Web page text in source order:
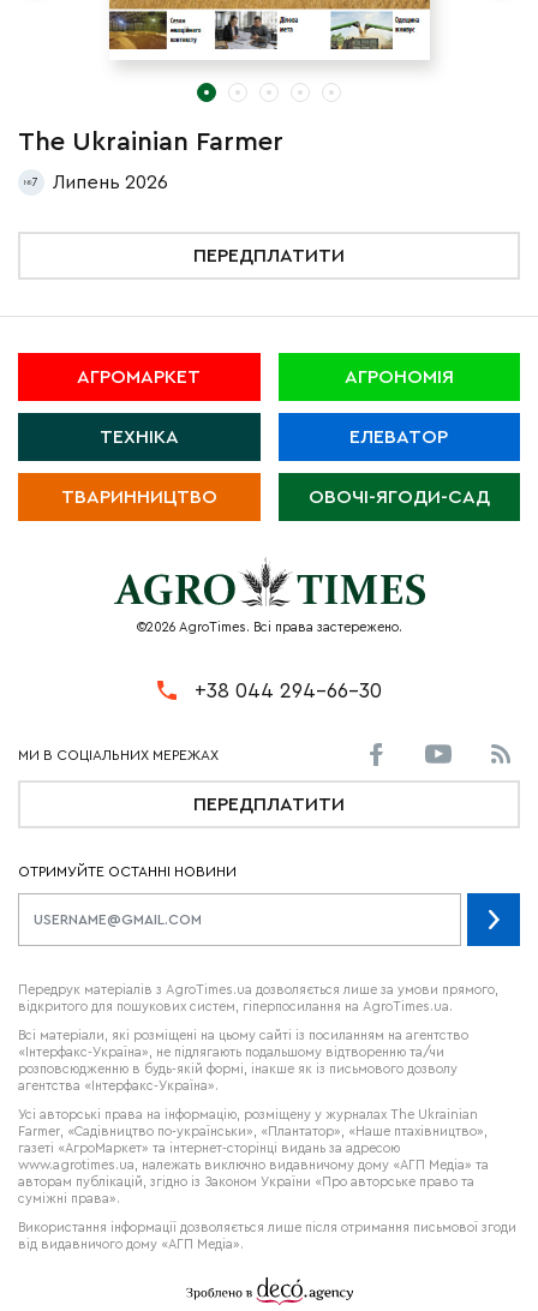
The Ukrainian Farmer
7 Липень 2026
ПЕРЕДПЛАТИТИ
АГРОМАРКЕТ АГРОНОМІЯ
ТЕХНІКА ЕЛЕВАТОР
ТВАРИННИЦТВО ОВОЧІ-ЯГОДИ-САД
©2026 AgroTimes. Всі права застережено.
+38 044 294-66-30
ПЕРЕДПЛАТИТИ
ОТРИМУЙТЕ ОСТАННІ НОВИНИ
Передрук матеріалів з AgroTimes.ua дозволяється лише за умови прямого,
відкритого для пошукових систем, гіперпосилання на AgroTimes.ua.
Всі матеріали, які розміщені на цьому сайті із посиланням на агентство
«Інтерфакс-Україна», не підлягають подальшому відтворенню та/чи
розповсюдженню в будь-якій формі, інакше як із письмового дозволу
агентства «Інтерфакс-Україна».
Усі авторські права на інформацію, розміщену у журналах The Ukrainian
Farmer, «Садівництво по-українськи», «Плантатор», «Наше птахівництво»,
газеті «АгроМаркет» та інтернет-сторінці видань за адресою
www.agrotimes.ua, належать виключно видавничому дому «АГП Медіа» та
авторам публікацій, згідно із Законом України «Про авторське право та
суміжні права».
Використання інформації дозволяється лише після отримання письмової згоди
від видавничого дому «АГП Медіа».